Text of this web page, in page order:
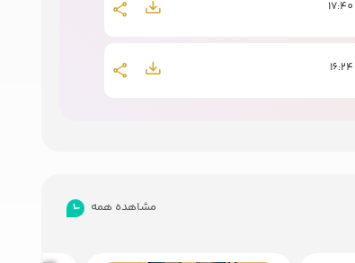
17:40
16:24
مشاهده همه